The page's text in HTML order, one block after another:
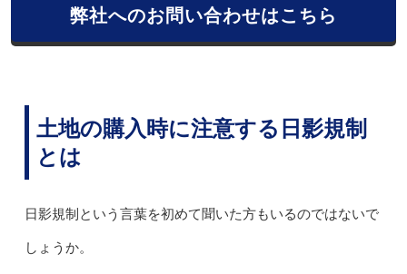
弊社へのお問い合わせはこちら
土地の購入時に注意する日影規制
とは
日影規制という言葉を初めて聞いた方もいるのではないで
しょうか。